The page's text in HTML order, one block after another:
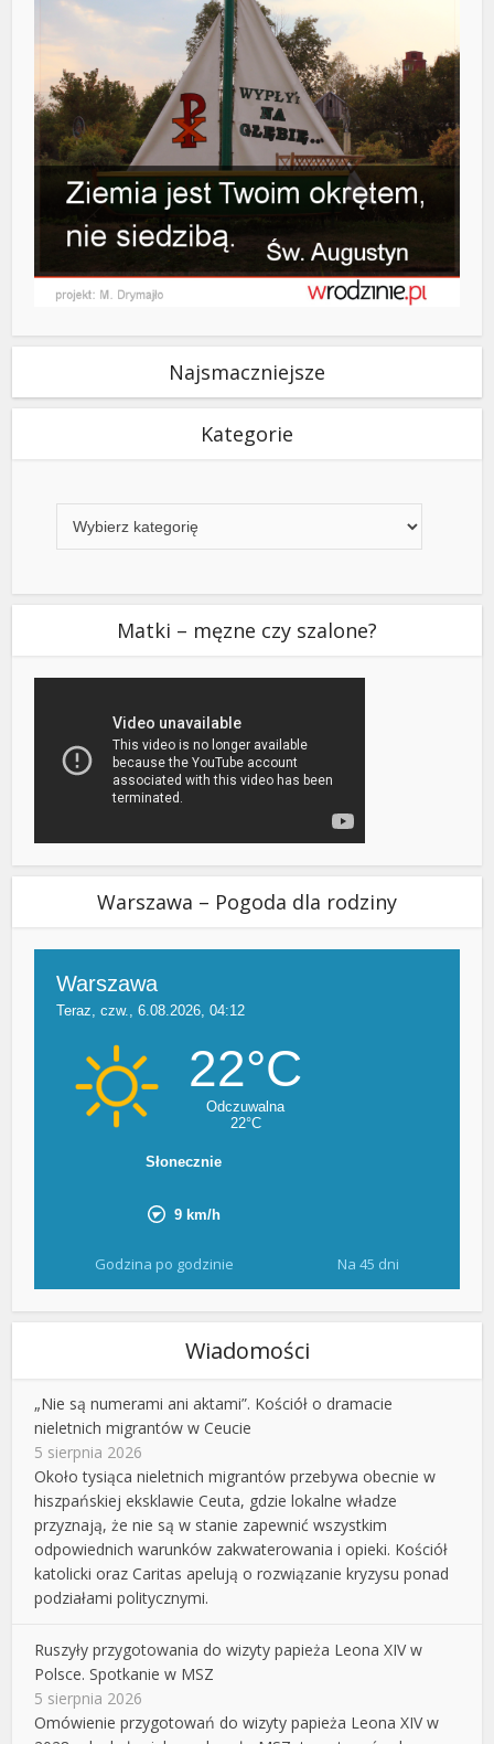
Najsmaczniejsze
Kategorie
Matki – męzne czy szalone?
Warszawa – Pogoda dla rodziny
Godzina po godzinie Na 45 dni
Wiadomości
„Nie są numerami ani aktami”. Kościół o dramacie
nieletnich migrantów w Ceucie
5 sierpnia 2026
Około tysiąca nieletnich migrantów przebywa obecnie w
hiszpańskiej eksklawie Ceuta, gdzie lokalne władze
przyznają, że nie są w stanie zapewnić wszystkim
odpowiednich warunków zakwaterowania i opieki. Kościół
katolicki oraz Caritas apelują o rozwiązanie kryzysu ponad
podziałami politycznymi.
Ruszyły przygotowania do wizyty papieża Leona XIV w
Polsce. Spotkanie w MSZ
5 sierpnia 2026
Omówienie przygotowań do wizyty papieża Leona XIV w